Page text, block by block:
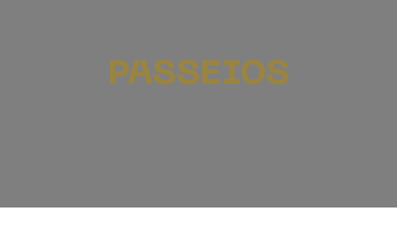
PASSEIOS